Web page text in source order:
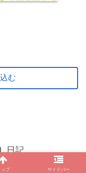
む
日記
日記.
ップ サイドバー